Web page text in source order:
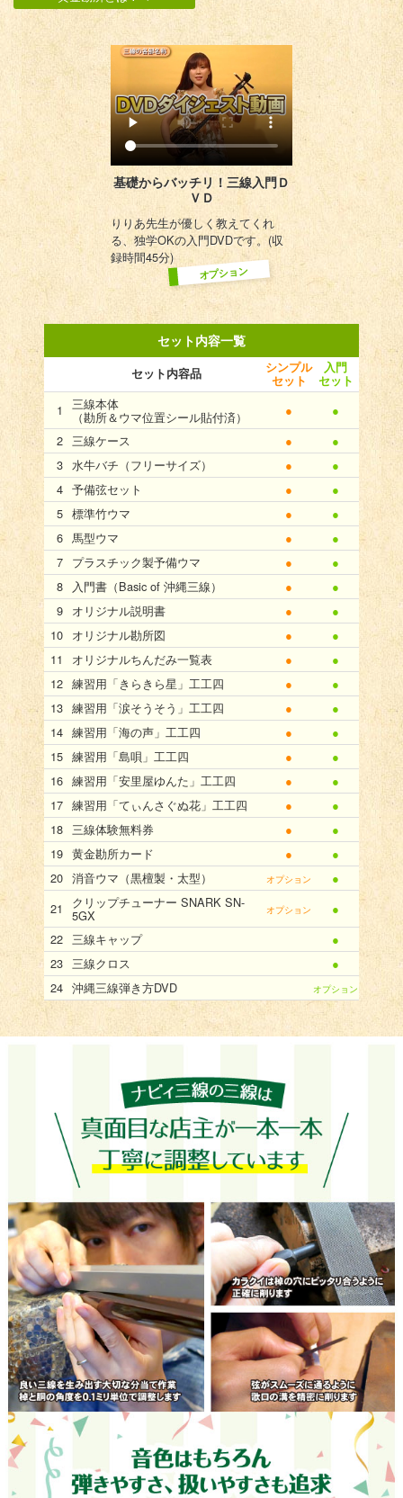
基礎からバッチリ！ 三線入門Ｄ
ＶＤ
りりあ先生が優しく教えてくれ
る、独学OKの入門DVDです。(収
録時間45分)
オプション
セット内容一覧
セット内容品
シンプル
セット
入門
セット
三線本体
（勘所＆ウマ位置シール貼付済） ●
●
三線ケース
●
●
水牛バチ（フリーサイズ）
●
●
予備弦セット
●
●
標準竹ウマ
●
●
馬型ウマ
●
●
プラスチック製予備ウマ
●
●
入門書（Basic of 沖縄三線）
●
●
オリジナル説明書
●
●
オリジナル勘所図
●
●
オリジナルちんだみ一覧表
●
●
練習用「きらきら星」工工四
●
●
練習用「涙そうそう」工工四
●
●
練習用「海の声」工工四
●
●
練習用「島唄」工工四
●
●
練習用「安里屋ゆんた」工工四
●
●
練習用「てぃんさぐぬ花」工工四
●
●
三線体験無料券
●
●
黄金勘所カード
●
●
消音ウマ（黒檀製・太型）
オプション
●
クリップチューナー SNARK SN-
5GX オプション
●
三線キャップ
●
三線クロス
●
沖縄三線弾き方DVD
オプション